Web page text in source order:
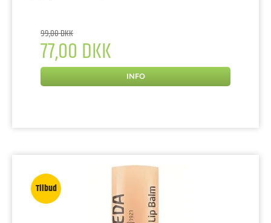
99,00 DKK
77,00 DKK
INFO
Tilbud